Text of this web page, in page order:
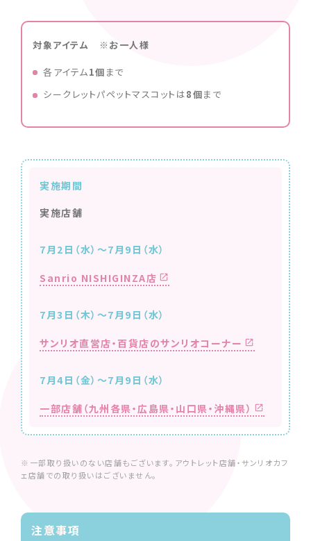
対象アイテム ※お一人様
各アイテム1個 まで
シークレットパペットマスコットは8個まで
実施期間
実施店舗
7月2日（水）～7月9日（水）
Sanrio NISHIGINZA店
7月3日（木）～7月9日（水）
サンリオ直営店・百貨店のサンリオコーナー
7月4日（金）〜7月9日（水）
一部店舗（九州各県・広島県・山口県・沖縄県）
※一部取り扱いのない店舗もございます。アウトレット店舗・サンリオカフ
ェ店舗での取り扱いはございません。
注意事項